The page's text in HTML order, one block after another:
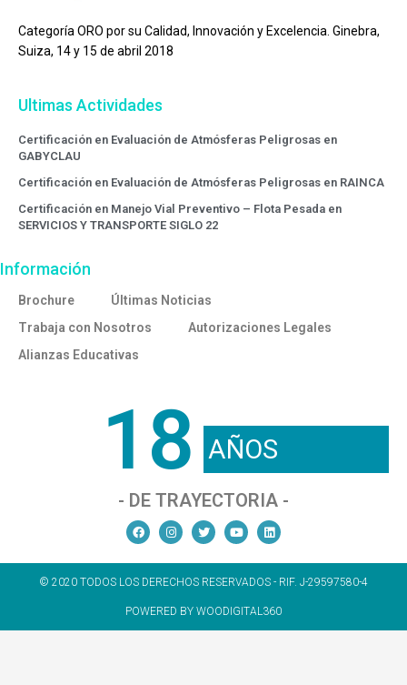
Categoría ORO por su Calidad, Innovación y Excelencia. Ginebra,
Suiza, 14 y 15 de abril 2018
Ultimas Actividades
Certificación en Evaluación de Atmósferas Peligrosas en
GABYCLAU
Certificación en Evaluación de Atmósferas Peligrosas en RAINCA
Certificación en Manejo Vial Preventivo – Flota Pesada en
SERVICIOS Y TRANSPORTE SIGLO 22
Información
Brochure
Últimas Noticias
Trabaja con Nosotros
Autorizaciones Legales
Alianzas Educativas
18 AÑOS
- DE TRAYECTORIA -
© 2020 TODOS LOS DERECHOS RESERVADOS - RIF. J-29597580-4
POWERED BY WOODIGITAL360